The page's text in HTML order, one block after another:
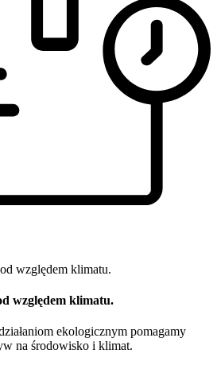
względem klimatu.
ekologicznym pomagamy
na środowisko i klimat.